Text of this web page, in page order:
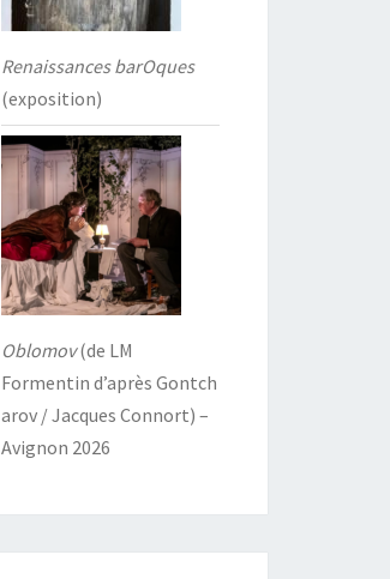
Renaissances barOques
(exposition)
Oblomov(de LM
Formentin d’après Gontch
arov / Jacques Connort) –
Avignon 2026